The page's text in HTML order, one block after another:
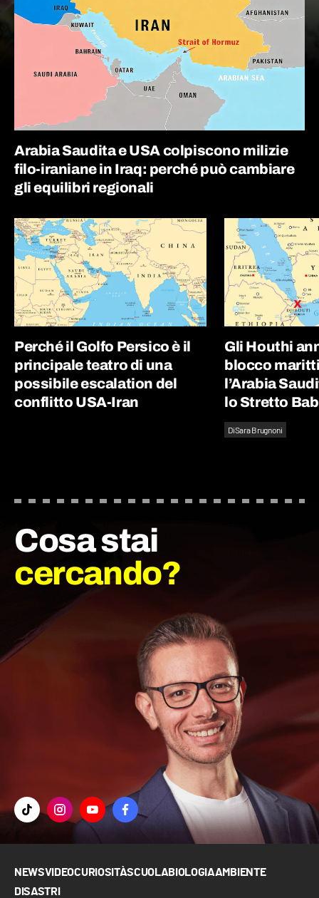
Arabia Saudita e USA colpiscono milizie
filo-iraniane in Iraq: perché può cambiare
gli equilibri regionali
Perché il Golfo Persico è il
principale teatro di una
possibile escalation del
conflitto USA-Iran
Gli Houthi
blocco
l’Arabia
lo Stretto
DiSara Brugnoni
Cosa stai
cercando?
NEWSVIDEOCURIOSITÀSCUOLABIOLOGIAAMBIENTE
DISASTRI